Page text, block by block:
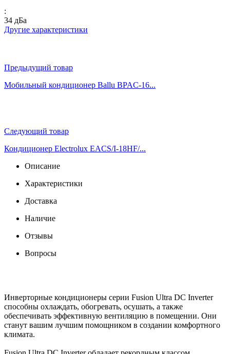
:
34 дБа
Другие характеристики
Предыдущий товар
Мобильный кондиционер Ballu BPAC-16...
Следующий товар
Кондиционер Electrolux EACS/I-18HF/...
Описание
Характеристики
Доставка
Наличие
Отзывы
Вопросы
Инверторные кондиционеры серии Fusion Ultra DC Inverter
способны охлаждать, обогревать, осушать, а также
обеспечивать эффективную вентиляцию в помещении. Они
станут вашим лучшим помощником в создании комфортного
климата.